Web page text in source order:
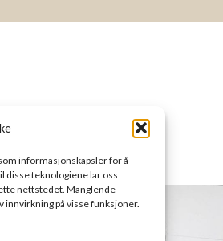
informasjonskapsler for å
disse teknologiene lar oss
nettstedet. Manglende
innvirkning på visse funksjoner.